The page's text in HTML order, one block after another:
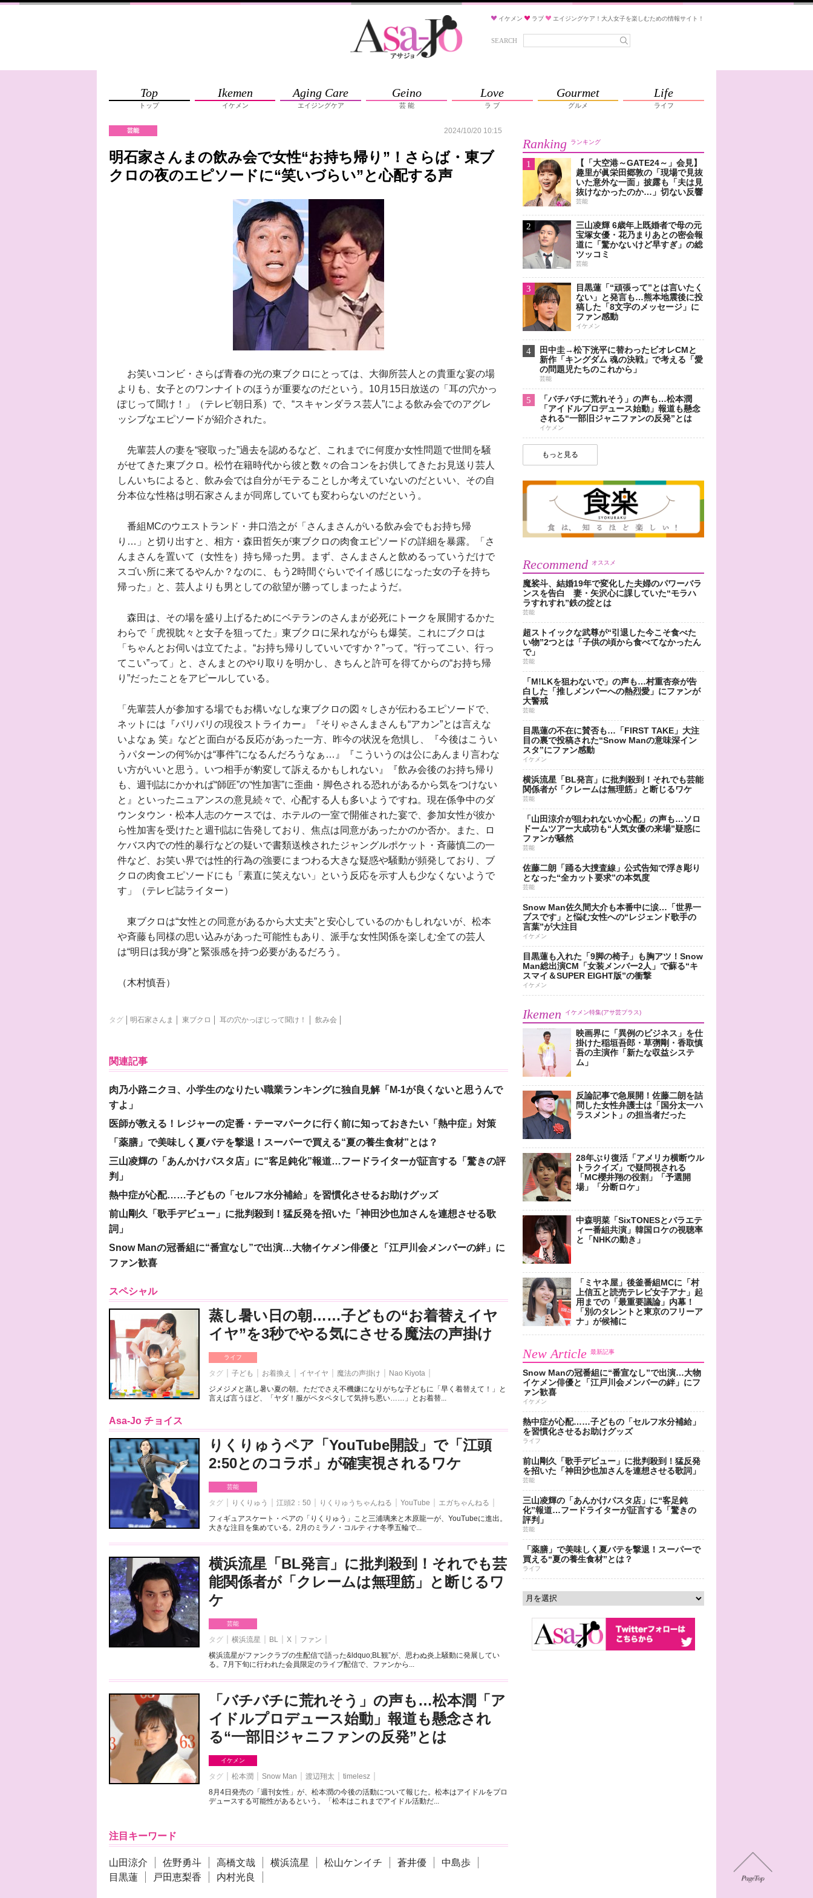
イケメン ラブ エイジングケア！大人女子を楽しむための情報サイト！
SEARCH
Top
トップ
Ikemen
イケメン
Aging Care
エイジングケア
Geino
芸 能
Love
ラ ブ
Gourmet
グルメ
Life
ライフ
芸能 2024/10/20 10:15
明石家さんまの飲み会で女性“お持ち帰り”！さらば・東ブ
クロの夜のエピソードに“笑いづらい”と心配する声
お笑いコンビ・さらば青春の光の東ブクロにとっては、大御所芸人との貴重な宴の場
よりも、女子とのワンナイトのほうが重要なのだという。10月15日放送の「耳の穴かっ
ぽじって聞け！」（テレビ朝日系）で、“スキャンダラス芸人”による飲み会でのアグレ
ッシブなエピソードが紹介された。
先輩芸人の妻を“寝取った”過去を認めるなど、これまでに何度か女性問題で世間を騒
がせてきた東ブクロ。松竹在籍時代から彼と数々の合コンをお供してきたお見送り芸人
しんいちによると、飲み会では自分がモテることしか考えていないのだといい、その自
分本位な性格は明石家さんまが同席していても変わらないのだという。
番組MCのウエストランド・井口浩之が「さんまさんがいる飲み会でもお持ち帰
り…」と切り出すと、相方・森田哲矢が東ブクロの肉食エピソードの詳細を暴露。「さ
んまさんを置いて（女性を）持ち帰った男。まず、さんまさんと飲めるっていうだけで
スゴい所に来てるやんか？なのに、もう2時間ぐらいでイイ感じになった女の子を持ち
帰った」と、芸人よりも男としての欲望が勝ってしまったようだ。
森田は、その場を盛り上げるためにベテランのさんまが必死にトークを展開するかた
わらで「虎視眈々と女子を狙ってた」東ブクロに呆れながらも爆笑。これにブクロは
「ちゃんとお伺いは立てたよ。“お持ち帰りしていいですか？”って。“行ってこい、行っ
てこい”って」と、さんまとのやり取りを明かし、きちんと許可を得てからの“お持ち帰
り”だったことをアピールしている。
「先輩芸人が参加する場でもお構いなしな東ブクロの図々しさが伝わるエピソードで、
ネットには『バリバリの現役ストライカー』『そりゃさんまさんも“アカン”とは言えな
いよなぁ 笑』などと面白がる反応があった一方、昨今の状況を危惧し、『今後はこうい
うパターンの何%かは“事件”になるんだろうなぁ…』『こういうのは公にあんまり言わな
い方がいいと思う。いつ相手が豹変して訴えるかもしれない』『飲み会後のお持ち帰り
も、週刊誌にかかれば“師匠”の“性加害”に歪曲・脚色される恐れがあるから気をつけない
と』といったニュアンスの意見続々で、心配する人も多いようですね。現在係争中のダ
ウンタウン・松本人志のケースでは、ホテルの一室で開催された宴で、参加女性が彼か
ら性加害を受けたと週刊誌に告発しており、焦点は同意があったかのか否か。また、ロ
ケバス内での性的暴行などの疑いで書類送検されたジャングルポケット・斉藤慎二の一
件など、お笑い界では性的行為の強要にまつわる大きな疑惑や騒動が頻発しており、ブ
クロの肉食エピソードにも「素直に笑えない」という反応を示す人も少なくないようで
す」（テレビ誌ライター）
東ブクロは“女性との同意があるから大丈夫”と安心しているのかもしれないが、松本
や斉藤も同様の思い込みがあった可能性もあり、派手な女性関係を楽しむ全ての芸人
は“明日は我が身”と緊張感を持つ必要があるだろう。
（木村慎吾）
タグ 明石家さんま 東ブクロ 耳の穴かっぽじって聞け！ 飲み会
関連記事
肉乃小路ニクヨ、小学生のなりたい職業ランキングに独自見解「M-1が良くないと思うんで
すよ」
医師が教える！レジャーの定番・テーマパークに行く前に知っておきたい「熱中症」対策
「薬膳」で美味しく夏バテを撃退！スーパーで買える“夏の養生食材”とは？
三山凌輝の「あんかけパスタ店」に“客足鈍化”報道…フードライターが証言する「驚きの評
判」
熱中症が心配……子どもの「セルフ水分補給」を習慣化させるお助けグッズ
前山剛久「歌手デビュー」に批判殺到！猛反発を招いた「神田沙也加さんを連想させる歌
詞」
Snow Manの冠番組に“番宣なし”で出演…大物イケメン俳優と「江戸川会メンバーの絆」に
ファン歓喜
スペシャル
蒸し暑い日の朝……子どもの“お着替えイヤ
イヤ”を3秒でやる気にさせる魔法の声掛け
ライフ
タグ 子ども お着換え イヤイヤ 魔法の声掛け
Nao Kiyota
ジメジメと蒸し暑い夏の朝。ただでさえ不機嫌になりがちな子どもに「早く着替えて！」と
言えば言うほど、「ヤダ！服がペタペタして気持ち悪い……」とお着替...
Asa-Jo チョイス
りくりゅうペア「YouTube開設」で「江頭
2:50とのコラボ」が確実視されるワケ
芸能
タグ りくりゅう 江頭2：50 りくりゅうちゃんねる YouTube
エガちゃんねる
フィギュアスケート・ペアの「りくりゅう」こと三浦璃来と木原龍一が、YouTubeに進出。
大きな注目を集めている。2月のミラノ・コルティナ冬季五輪で...
横浜流星「BL発言」に批判殺到！それでも芸
能関係者が「クレームは無理筋」と断じるワ
ケ
芸能
タグ 横浜流星 BL X
ファン
横浜流星がファンクラブの生配信で語った&ldquo;BL観”が、思わぬ炎上騒動に発展してい
る。7月下旬に行われた会員限定のライブ配信で、ファンから...
「バチバチに荒れそう」の声も…松本潤「ア
イドルプロデュース始動」報道も懸念され
る“一部旧ジャニファンの反発”とは
イケメン
タグ 松本潤 Snow Man 渡辺翔太
timelesz
8月4日発売の「週刊女性」が、松本潤の今後の活動について報じた。松本はアイドルをプロ
デュースする可能性があるという。「松本はこれまでアイドル活動だ...
注目キーワード
山田涼介 佐野勇斗 高橋文哉 横浜流星 松山ケンイチ 蒼井優
中島歩
目黒蓮
戸田恵梨香 内村光良
Ranking ランキング
1
【「大空港～GATE24～」会見】
趣里が眞栄田郷敦の「現場で見抜
いた意外な一面」披露も「夫は見
抜けなかったのか…」切ない反響
芸能
2
三山凌輝 6歳年上既婚者で母の元
宝塚女優・花乃まりあとの密会報
道に「驚かないけど早すぎ」の総
ツッコミ
芸能
3
目黒蓮「“頑張って”とは言いたく
ない」と発言も…熊本地震後に投
稿した「8文字のメッセージ」に
ファン感動
イケメン
4
田中圭→松下洸平に替わったビオレCMと
新作「キングダム 魂の決戦」で考える「愛
の問題児たちのこれから」
芸能
5
「バチバチに荒れそう」の声も…松本潤
「アイドルプロデュース始動」報道も懸念
される“一部旧ジャニファンの反発”とは
イケメン
もっと見る
Recommend オススメ
魔裟斗、結婚19年で変化した夫婦のパワーバラ
ンスを告白 妻・矢沢心に課していた“モラハ
ラすれすれ”鉄の掟とは
芸能
超ストイックな武尊が“引退した今こそ食べた
い物”2つとは「子供の頃から食べてなかったん
で」
芸能
「M!LKを狙わないで」の声も…村重杏奈が告
白した「推しメンバーへの熱烈愛」にファンが
大警戒
芸能
目黒蓮の不在に賛否も…「FIRST TAKE」大注
目の裏で投稿された“Snow Manの意味深イン
スタ”にファン感動
イケメン
横浜流星「BL発言」に批判殺到！それでも芸能
関係者が「クレームは無理筋」と断じるワケ
芸能
「山田涼介が狙われないか心配」の声も…ソロ
ドームツアー大成功も“人気女優の来場”疑惑に
ファンが騒然
芸能
佐藤二朗「踊る大捜査線」公式告知で浮き彫り
となった“全カット要求”の本気度
芸能
Snow Man佐久間大介も本番中に涙…「世界一
ブスです」と悩む女性への“レジェンド歌手の
言葉”が大注目
イケメン
目黒蓮も入れた「9脚の椅子」も胸アツ！Snow
Man総出演CM「女装メンバー2人」で蘇る“キ
スマイ＆SUPER EIGHT版”の衝撃
イケメン
Ikemen イケメン特集(アサ芸プラス)
映画界に「異例のビジネス」を仕
掛けた稲垣吾郎・草彅剛・香取慎
吾の主演作「新たな収益システ
ム」
反論記事で急展開！佐藤二朗を詰
問した女性弁護士は「国分太一ハ
ラスメント」の担当者だった
28年ぶり復活「アメリカ横断ウル
トラクイズ」で疑問視される
「MC櫻井翔の役割」「予選開
場」「分断ロケ」
中森明菜「SixTONESとバラエテ
ィー番組共演」韓国ロケの視聴率
と「NHKの動き」
「ミヤネ屋」後釜番組MCに「村
上信五と読売テレビ女子アナ」起
用までの「最重要議論」内幕！
「別のタレントと東京のフリーア
ナ」が候補に
New Article 最新記事
Snow Manの冠番組に“番宣なし”で出演…大物
イケメン俳優と「江戸川会メンバーの絆」にフ
ァン歓喜
イケメン
熱中症が心配……子どもの「セルフ水分補給」
を習慣化させるお助けグッズ
ライフ
前山剛久「歌手デビュー」に批判殺到！猛反発
を招いた「神田沙也加さんを連想させる歌詞」
芸能
三山凌輝の「あんかけパスタ店」に“客足鈍
化”報道…フードライターが証言する「驚きの
評判」
芸能
「薬膳」で美味しく夏バテを撃退！スーパーで
買える“夏の養生食材”とは？
ライフ